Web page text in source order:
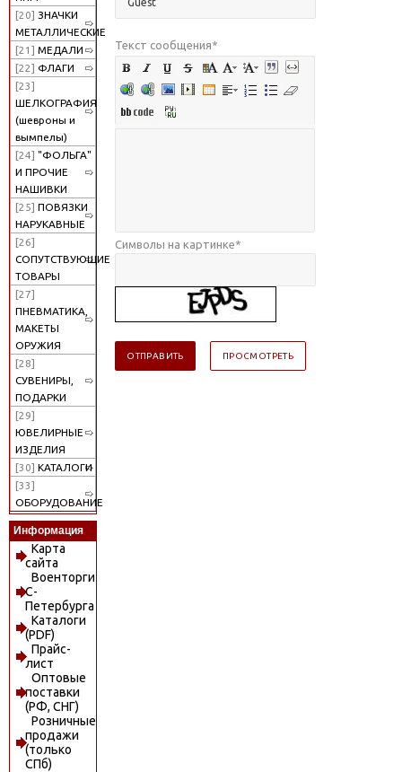
[20] ЗНАЧКИ
МЕТАЛЛИЧЕСКИЕ
[21] МЕДАЛИ
[22] ФЛАГИ
[23]
ШЕЛКОГРАФИЯ
(шевроны и
вымпелы)
[24] "ФОЛЬГА"
И ПРОЧИЕ
НАШИВКИ
[25] ПОВЯЗКИ
НАРУКАВНЫЕ
[26]
СОПУТСТВУЮЩИЕ
ТОВАРЫ
[27]
ПНЕВМАТИКА,
МАКЕТЫ
ОРУЖИЯ
[28]
СУВЕНИРЫ,
ПОДАРКИ
[29]
ЮВЕЛИРНЫЕ
ИЗДЕЛИЯ
[30] КАТАЛОГИ
[33]
ОБОРУДОВАНИЕ
Информация
Карта
сайта
Военторги
С-
Петербурга
Каталоги
(PDF)
Прайс-
лист
Оптовые
поставки
(РФ, СНГ)
Розничные
продажи
(только
СПб)
Текст сообщения*
Символы на картинке*